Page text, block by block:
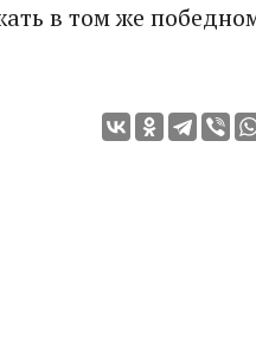
в том же